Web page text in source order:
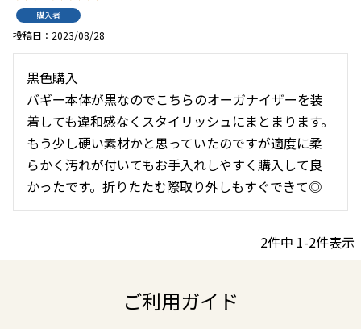
購入者
投稿日 2023/08/28
黒色購入
バギー本体が黒なのでこちらのオーガナイザーを装
着しても違和感なくスタイリッシュにまとまります。
もう少し硬い素材かと思っていたのですが適度に柔
らかく汚れが付いてもお手入れしやすく購入して良
かったです。折りたたむ際取り外しもすぐできて◎
2件中 1-2件表示
ご利用ガイド